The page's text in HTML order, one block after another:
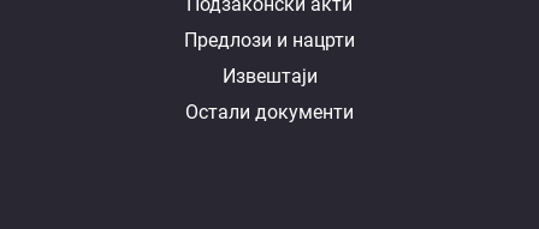
Подзаконски акти
Предлози и нацрти
Извештаји
Остали документи